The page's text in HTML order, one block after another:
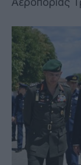
Αεροπορίας